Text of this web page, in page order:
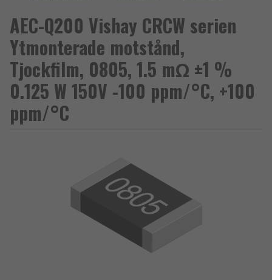
AEC-Q200 Vishay CRCW serien
Ytmonterade motstånd,
Tjockfilm, 0805, 1.5 mΩ ±1 %
0.125 W 150V -100 ppm/°C, +100
ppm/°C